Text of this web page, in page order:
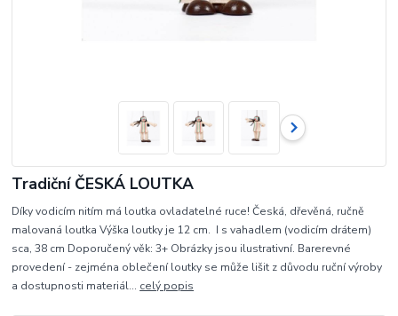
Tradiční ČESKÁ LOUTKA
Díky vodicím nitím má loutka ovladatelné ruce! Česká, dřevěná, ručně
malovaná loutka Výška loutky je 12 cm. I s vahadlem (vodicím drátem)
sca, 38 cm Doporučený věk: 3+ Obrázky jsou ilustrativní. Barerevné
provedení - zejména oblečení loutky se může lišit z důvodu ruční výroby
a dostupnosti materiál... celý popis